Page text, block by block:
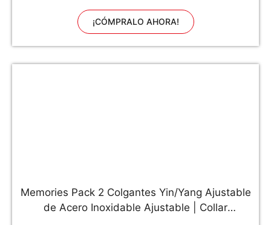
Oficina Coche (A-Negro)
¡CÓMPRALO AHORA!
Memories Pack 2 Colgantes Yin/Yang Ajustable
de Acero Inoxidable Ajustable | Collar